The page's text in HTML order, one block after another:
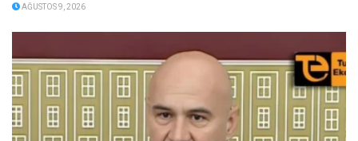
AĞUSTOS 9, 2026